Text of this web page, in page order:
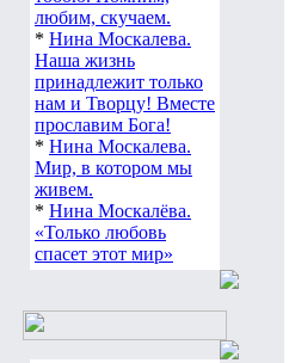
любим, скучаем.
* Нина Москалева.
Наша жизнь
принадлежит только
нам и Творцу! Вместе
прославим Бога!
* Нина Москалева.
Мир, в котором мы
живем.
* Нина Москалёва.
«Только любовь
спасет этот мир»